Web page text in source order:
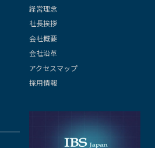
経営理念
社長挨拶
会社概要
会社沿革
アクセスマップ
採用情報